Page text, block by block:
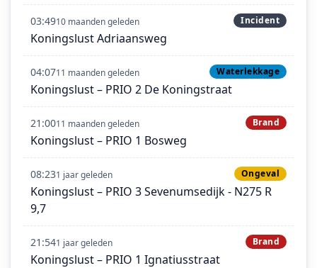
03:4910 maanden geleden Incident
Koningslust Adriaansweg
04:0711 maanden geleden Waterlekkage
Koningslust – PRIO 2 De Koningstraat
21:0011 maanden geleden Brand
Koningslust – PRIO 1 Bosweg
08:231 jaar geleden Ongeval
Koningslust – PRIO 3 Sevenumsedijk - N275 R
9,7
21:541 jaar geleden Brand
Koningslust – PRIO 1 Ignatiusstraat